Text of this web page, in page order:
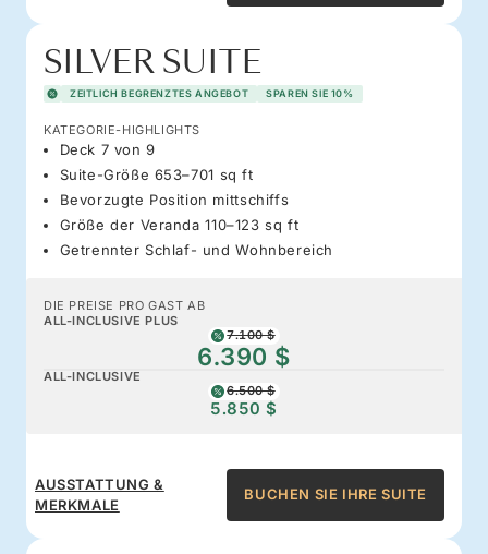
SILVER SUITE
ZEITLICH BEGRENZTES ANGEBOT SPAREN SIE 10%
KATEGORIE-HIGHLIGHTS
Deck 7 von 9
Suite-Größe 653–701 sq ft
Bevorzugte Position mittschiffs
Größe der Veranda 110–123 sq ft
Getrennter Schlaf- und Wohnbereich
DIE PREISE PRO GAST AB
ALL-INCLUSIVE PLUS
7.100 $
6.390 $
ALL-INCLUSIVE
6.500 $
5.850 $
AUSSTATTUNG &
MERKMALE
BUCHEN SIE IHRE SUITE